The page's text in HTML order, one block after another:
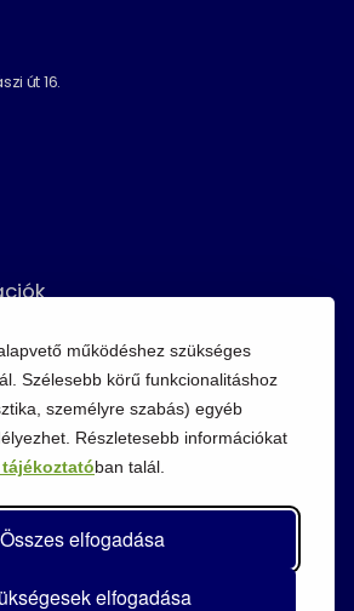
működéshez szükséges
Szélesebb körű funkcionalitáshoz
személyre szabás) egyéb
Részletesebb információkat
ban talál.
Összes elfogadása
elfogadása
út 16.